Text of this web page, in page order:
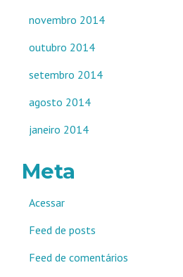
novembro 2014
outubro 2014
setembro 2014
agosto 2014
janeiro 2014
Meta
Acessar
Feed de posts
Feed de comentários